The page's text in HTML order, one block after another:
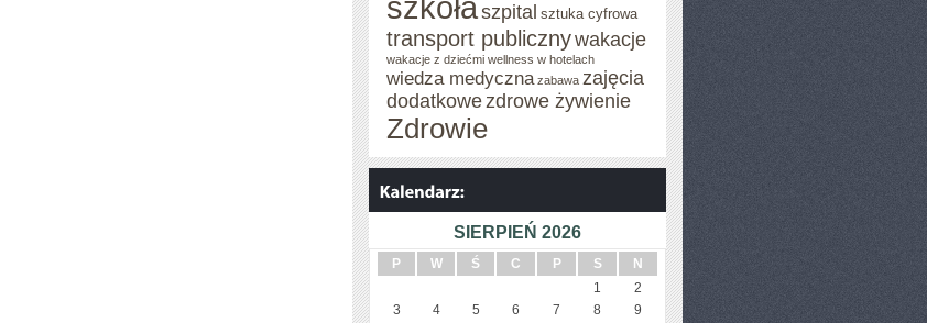
szpital sztuka cyfrowa
transport publicznywakacje
wakacje z dziećmi wellness w hotelach
wiedza medyczna zabawa zajęcia
dodatkowezdrowe żywienie
Zdrowie
SIERPIEŃ 2026
P W Ś C P S
N
1
2
3
4 5 6 7 8
9